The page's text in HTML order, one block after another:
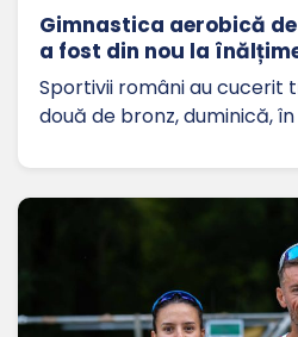
Gimnastica aerobică
a fost din nou la
Sportivii români au cucerit
două de bronz, duminică,